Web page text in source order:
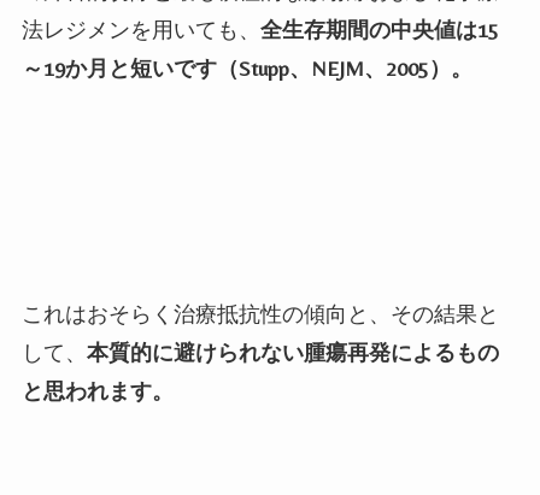
法レジメンを用いても、 全生存期間の中央値は15
～19か月と短いです（Stupp、 NEJM、 2005）。
これはおそらく治療抵抗性の傾向と、その結果と
して、 本質的に避けられない腫瘍再発によるもの
と思われます。